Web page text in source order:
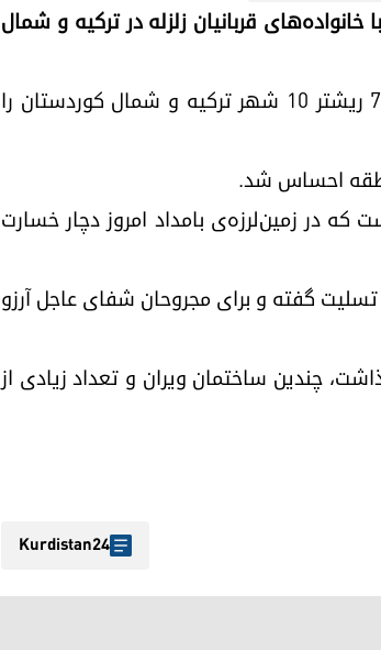
با خانواده‌های قربانیان زلزله در ترکیه و شمال
بامداد روز دوشنبه ١٧ بهمن ۱۴۰۱، زمین‌لرزه‌ای به بزرگی ۷٫۸ ریشتر ۱۰ شهر ترکیه و شمال کوردستان را
احساس شد.
که در زمین‌لرزه‌ی بامداد امروز دچار خسارت
تسلیت گفته و برای مجروحان شفای عاجل آرزو
چندین ساختمان ویران و تعداد زیادی از
Kurdistan24